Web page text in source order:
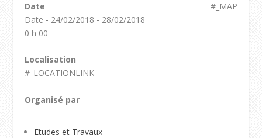
#_MAP
Date
Date - 24/02/2018 - 28/02/2018
0 h 00
Localisation
#_LOCATIONLINK
Organisé par
Etudes et Travaux